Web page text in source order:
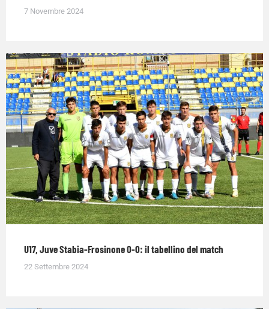
7 Novembre 2024
U17, Juve Stabia-Frosinone 0-0: il tabellino del match
22 Settembre 2024